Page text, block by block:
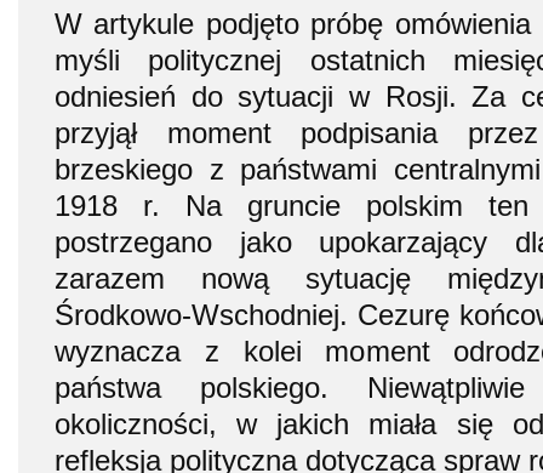
W artykule podjęto próbę
myśli politycznej ostatnich
odniesień do sytuacji w Rosji. Za
przyjął moment podpisania
brzeskiego z państwami
1918 r. Na gruncie polskim ten
postrzegano jako upokarzający
zarazem nową sytuację
Środkowo-Wschodniej. Cezurę
wyznacza z kolei moment
państwa polskiego.
okoliczności, w jakich miała się
refleksja polityczna dotycząca spraw